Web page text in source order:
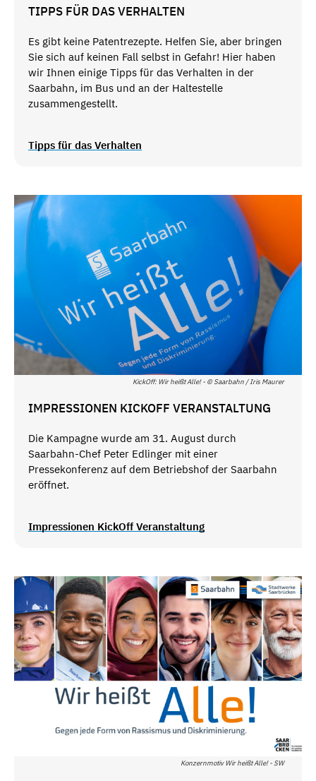
TIPPS FÜR DAS VERHALTEN
Es gibt keine Patentrezepte. Helfen Sie, aber bringen
Sie sich auf keinen Fall selbst in Gefahr! Hier haben
wir Ihnen einige Tipps für das Verhalten in der
Saarbahn, im Bus und an der Haltestelle
zusammengestellt.
Tipps für das Verhalten
KickOff: Wir heißt Alle! - © Saarbahn / Iris Maurer
IMPRESSIONEN KICKOFF VERANSTALTUNG
Die Kampagne wurde am 31. August durch
Saarbahn-Chef Peter Edlinger mit einer
Pressekonferenz auf dem Betriebshof der Saarbahn
eröffnet.
Impressionen KickOff Veranstaltung
Konzernmotiv Wir heißt Alle! - SW